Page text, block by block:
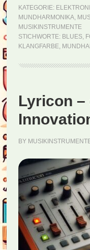
KATEGORIE:
MUNDHARMONIKA,
MUSIKINSTRUMENTE
STICHWORTE: BLUES,
KLANGFARBE,
Lyricon
BY